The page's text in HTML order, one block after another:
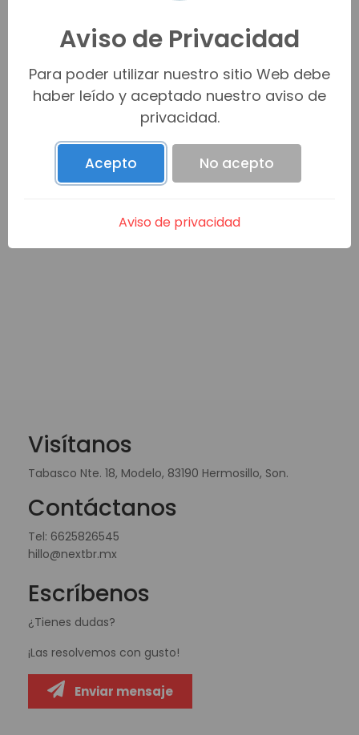
Venta (0)
Renta (0)
Visítanos
Tabasco Nte. 18, Modelo, 83190 Hermosillo, Son.
Contáctanos
Tel: 6625826545
hillo@nextbr.mx
Escríbenos
¿Tienes dudas?
¡Las resolvemos con gusto!
Enviar mensaje
Aviso de Privacidad
Para poder utilizar nuestro sitio Web debe
haber leído y aceptado nuestro aviso de
privacidad.
Acepto No acepto
Aviso de privacidad